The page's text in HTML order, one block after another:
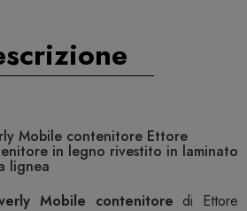
Mobile contenitore Ettore
in legno rivestito in laminato
lignea
Mobile contenitore di Ettore